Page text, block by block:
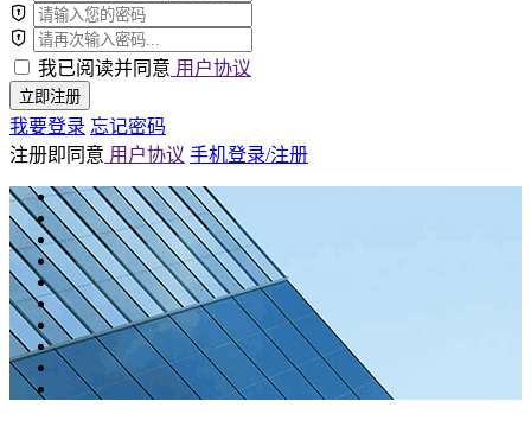
我已阅读并同意 用户协议
立即注册
我要登录 忘记密码
注册即同意 用户协议 手机登录/注册